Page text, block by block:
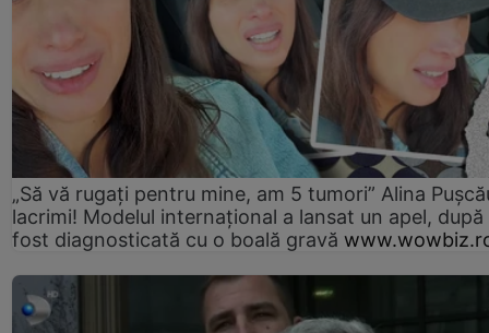
„Să vă rugați pentru mine, am 5 tumori” Alina
lacrimi! Modelul internațional a lansat un apel, după
fost diagnosticată cu o boală gravă